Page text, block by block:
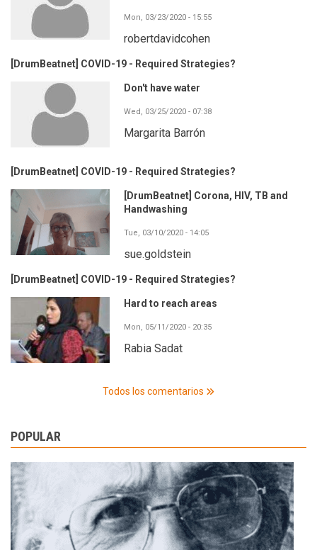
Mon, 03/23/2020 - 15:55
robertdavidcohen
[DrumBeatnet] COVID-19 - Required Strategies?
Don't have water
Wed, 03/25/2020 - 07:38
Margarita Barrón
[DrumBeatnet] COVID-19 - Required Strategies?
[DrumBeatnet] Corona, HIV, TB and
Handwashing
Tue, 03/10/2020 - 14:05
sue.goldstein
[DrumBeatnet] COVID-19 - Required Strategies?
Hard to reach areas
Mon, 05/11/2020 - 20:35
Rabia Sadat
Todos los comentarios
POPULAR